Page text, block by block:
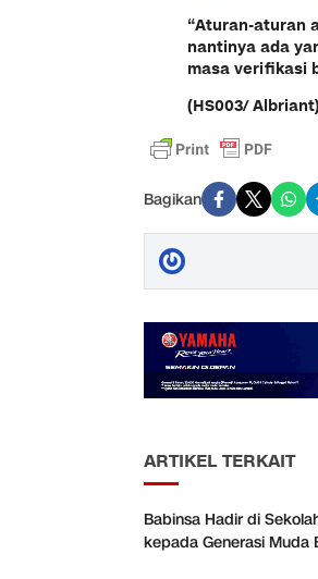
“Aturan-aturan
nantinya ada
masa verifikasi
(HS003/ Albriant)
Bagikan
ARTIKEL TERKAIT
Babinsa Hadir di
kepada Generasi Muda